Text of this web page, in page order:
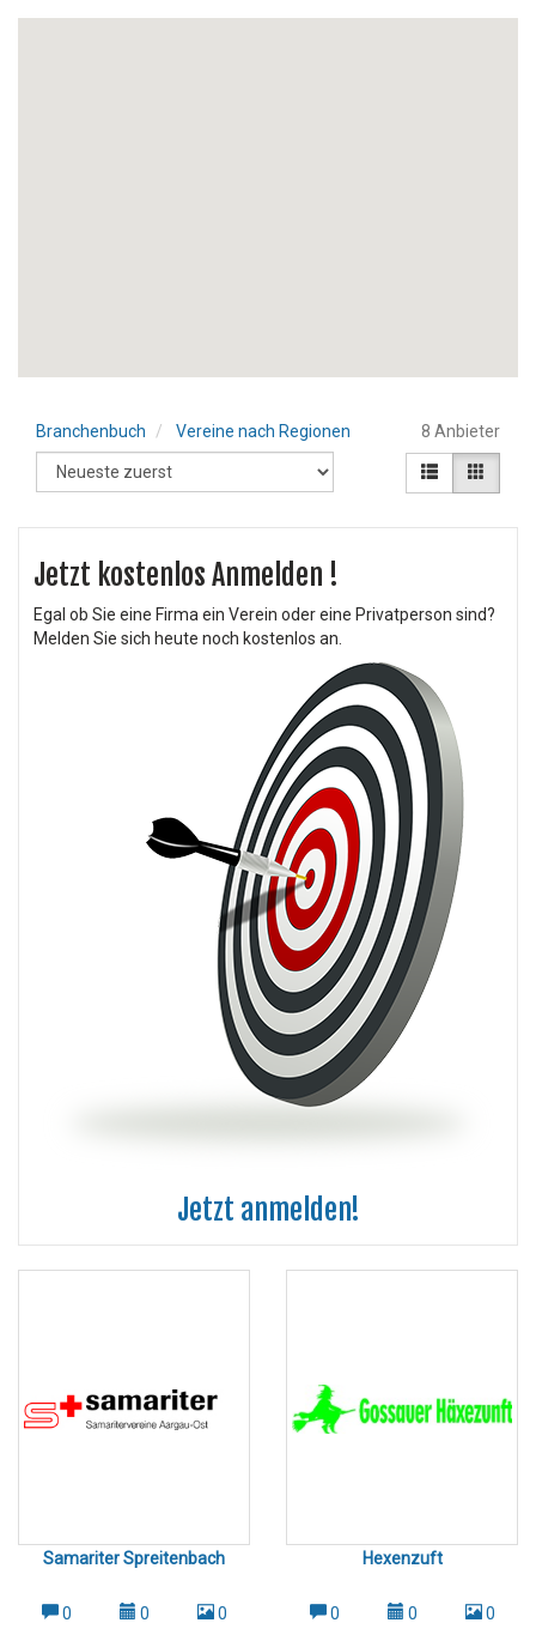
Branchenbuch Vereine nach Regionen 8 Anbieter
Jetzt kostenlos Anmelden !
Egal ob Sie eine Firma ein Verein oder eine Privatperson sind?
Melden Sie sich heute noch kostenlos an.
Jetzt anmelden!
Samariter Spreitenbach
0 0 0
Hexenzuft
0 0 0